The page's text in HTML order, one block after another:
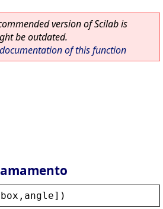
version of Scilab is
be outdated.
of this function
box , angle])